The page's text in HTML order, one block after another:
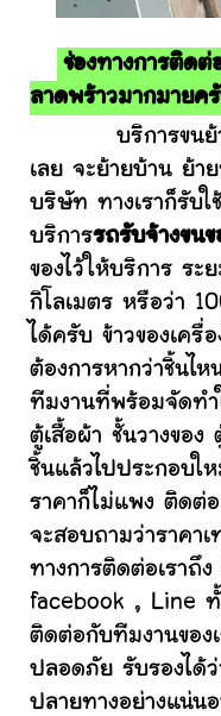
ช่องทางการติดต่
ลาดพร้าวมากมายค
บริการขนย้ายข
เลย จะย้ายบ้าน ย้า
บริษัท ทางเราก็รับ
บริการรถรับจ้างขน
ของไว้ให้บริการ ระ
กิโลเมตร หรือว่า
ได้ครับ ข้าวของเครื่
ต้องการหากว่าชิ้นไ
ทีมงานที่พร้อมจัดทำ
ตู้เสื้อผ้า ชั้นวางของ
ชิ้นแล้วไปประกอบใ
ราคาก็ไม่แพง ติดต่
จะสอบถามว่าราคาเ
ทางการติดต่อเราถึ
facebook , Line ทั้
ติดต่อกับทีมงานของ
ปลอดภัย รับรองได้
ปลายทางอย่างแน่น